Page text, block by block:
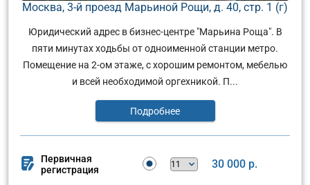
Москва, 3-й проезд Марьиной Рощи, д. 40, стр. 1 (г)
Юридический адрес в бизнес-центре "Марьина Роща". В
пяти минутах ходьбы от одноименной станции метро.
Помещение на 2-ом этаже, с хорошим ремонтом, мебелью
и всей необходимой оргехникой. П...
Подробнее
Первичная
регистрация
30 000 р.